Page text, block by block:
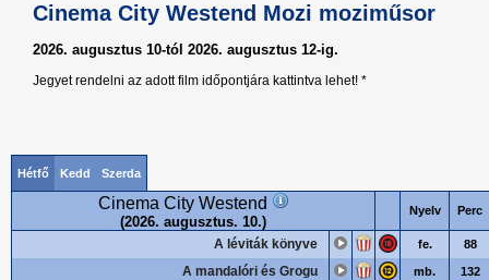
Cinema City Westend Mozi moziműsor
2026. augusztus 10-tól 2026. augusztus 12-ig.
Jegyet rendelni az adott film időpontjára kattintva lehet! *
Hétfő Kedd Szerda
Cinema City Westend
(2026. augusztus. 10.)
Nyelv Perc
A léviták könyve fe. 88
A mandalóri és Grogu mb. 132